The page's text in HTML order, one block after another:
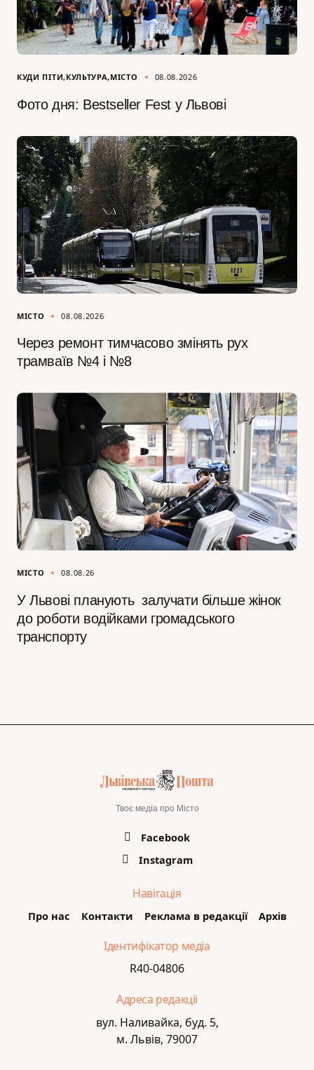
КУДИ ПІТИ КУЛЬТУРА МІСТО 08.08.2026
Фото дня: Bestseller Fest у Львові
МІСТО 08.08.2026
Через ремонт тимчасово змінять рух
трамваїв №4 і №8
МІСТО 08.08.26
У Львові планують залучати більше жінок
до роботи водійками громадського
транспорту
Твоє медіа про Місто
Facebook
Instagram
Навігація
Про нас Контакти Реклама в редакції Архів
Ідентифікатор медіа
R40-04806
Адреса редакції
вул. Наливайка, буд. 5,
м. Львів, 79007